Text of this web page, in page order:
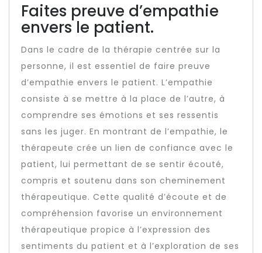
Faites preuve d’empathie
envers le patient.
Dans le cadre de la thérapie centrée sur la
personne, il est essentiel de faire preuve
d’empathie envers le patient. L’empathie
consiste à se mettre à la place de l’autre, à
comprendre ses émotions et ses ressentis
sans les juger. En montrant de l’empathie, le
thérapeute crée un lien de confiance avec le
patient, lui permettant de se sentir écouté,
compris et soutenu dans son cheminement
thérapeutique. Cette qualité d’écoute et de
compréhension favorise un environnement
thérapeutique propice à l’expression des
sentiments du patient et à l’exploration de ses